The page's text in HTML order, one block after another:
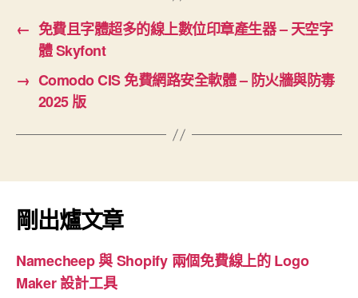
← 免費且字體超多的線上數位印章產生器 – 天空字
體 Skyfont
→ Comodo CIS 免費網路安全軟體 – 防火牆與防毒
2025 版
剛出爐文章
Namecheep 與 Shopify 兩個免費線上的 Logo
Maker 設計工具